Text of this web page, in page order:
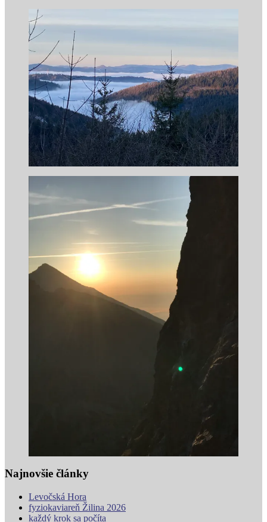
Najnovšie články
Levočská Hora
fyziokaviareň Žilina 2026
každý krok sa počíta